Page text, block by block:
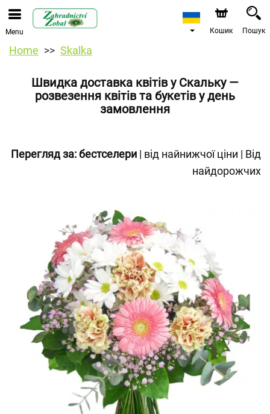
Menu Кошик Пошук
Home Skalka
Швидка доставка квітів у Скальку —
розвезення квітів та букетів у день
замовлення
Перегляд за:бестселери | від найнижчої ціни | Від
найдорожчих